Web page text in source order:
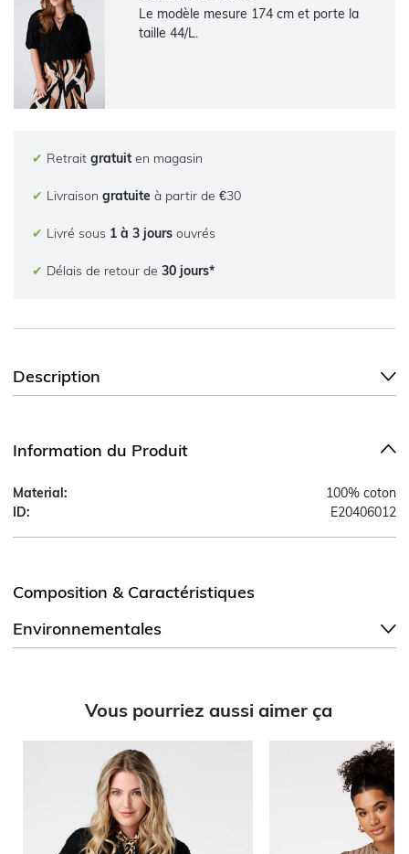
Le modèle mesure 174 cm et porte la
taille 44/L.
✔ Retrait gratuit en magasin
✔ Livraison gratuite à partir de €30
✔ Livré sous 1 à 3 jours ouvrés
✔ Délais de retour de 30 jours*
Description
Information du Produit
Material:
100% coton
ID:
E20406012
Composition & Caractéristiques
Environnementales
Vous pourriez aussi aimer ça